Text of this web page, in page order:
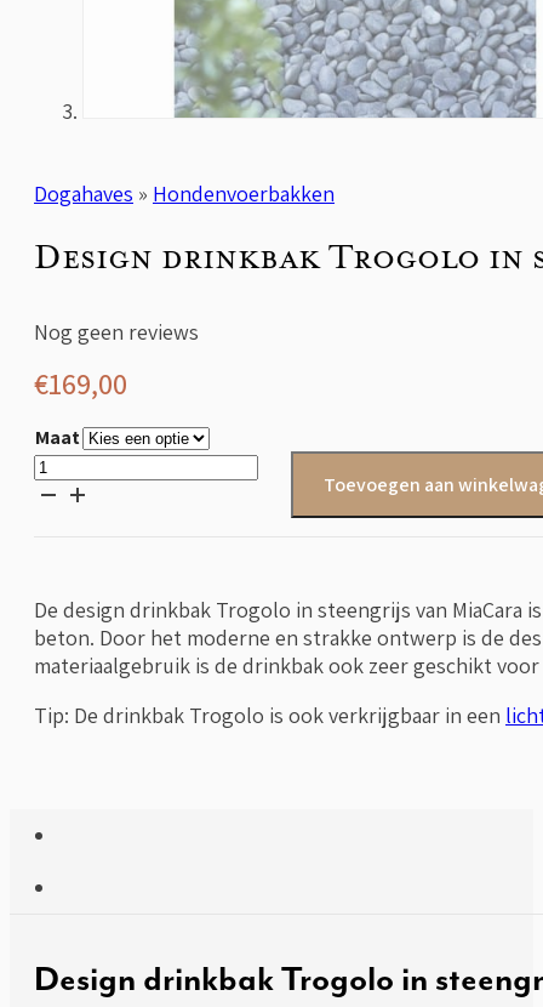
Dogahaves » Hondenvoerbakken
Design drinkbak Trogolo in
Nog geen reviews
€169,00
Maat
Design
drinkbak
van
MiaCara
aantal
Toevoegen aan
De design drinkbak Trogolo in steengrijs van MiaCara
beton. Door het moderne en strakke ontwerp is de
materiaalgebruik is de drinkbak ook zeer geschikt
Tip: De drinkbak Trogolo is ook verkrijgbaar in een
Design drinkbak Trogolo in